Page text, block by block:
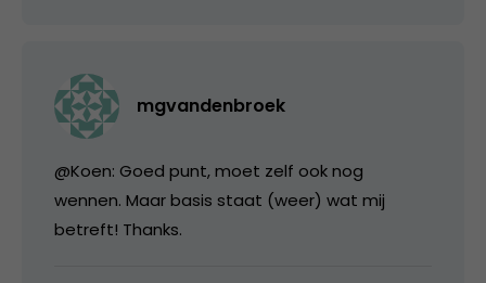
mgvandenbroek
@Koen: Goed punt, moet zelf ook nog
wennen. Maar basis staat (weer) wat mij
betreft! Thanks.